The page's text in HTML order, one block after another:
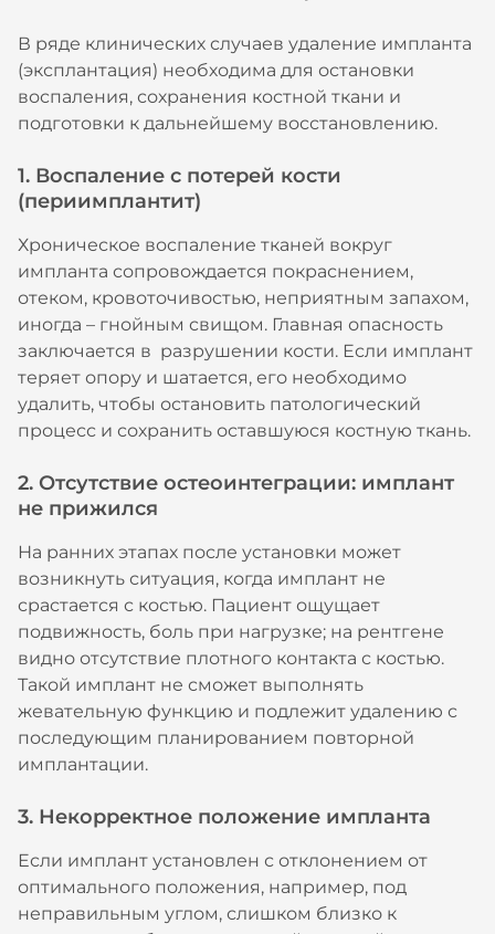
В ряде клинических случаев удаление импланта
(эксплантация) необходима для остановки
воспаления, сохранения костной ткани и
подготовки к дальнейшему восстановлению.
1. Воспаление с потерей кости
(периимплантит)
Хроническое воспаление тканей вокруг
импланта сопровождается покраснением,
отеком, кровоточивостью, неприятным запахом,
иногда – гнойным свищом. Главная опасность
заключается в разрушении кости. Если имплант
теряет опору и шатается, его необходимо
удалить, чтобы остановить патологический
процесс и сохранить оставшуюся костную ткань.
2. Отсутствие остеоинтеграции: имплант
не прижился
На ранних этапах после установки может
возникнуть ситуация, когда имплант не
срастается с костью. Пациент ощущает
подвижность, боль при нагрузке; на рентгене
видно отсутствие плотного контакта с костью.
Такой имплант не сможет выполнять
жевательную функцию и подлежит удалению с
последующим планированием повторной
имплантации.
3. Некорректное положение импланта
Если имплант установлен с отклонением от
оптимального положения, например, под
неправильным углом, слишком близко к